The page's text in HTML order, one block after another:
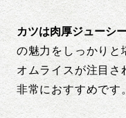
カツは肉厚ジューシ
の魅力をしっかりと
オムライスが注目さ
非常におすすめです